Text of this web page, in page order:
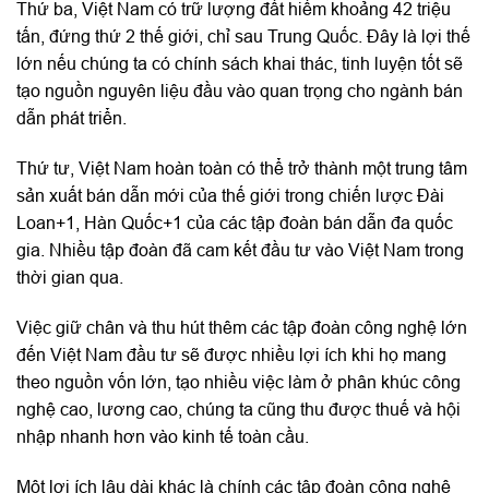
Thứ ba, Việt Nam có trữ lượng đất hiếm khoảng 42 triệu
tấn, đứng thứ 2 thế giới, chỉ sau Trung Quốc. Đây là lợi thế
lớn nếu chúng ta có chính sách khai thác, tinh luyện tốt sẽ
tạo nguồn nguyên liệu đầu vào quan trọng cho ngành bán
dẫn phát triển.
Thứ tư, Việt Nam hoàn toàn có thể trở thành một trung tâm
sản xuất bán dẫn mới của thế giới trong chiến lược Đài
Loan+1, Hàn Quốc+1 của các tập đoàn bán dẫn đa quốc
gia. Nhiều tập đoàn đã cam kết đầu tư vào Việt Nam trong
thời gian qua.
Việc giữ chân và thu hút thêm các tập đoàn công nghệ lớn
đến Việt Nam đầu tư sẽ được nhiều lợi ích khi họ mang
theo nguồn vốn lớn, tạo nhiều việc làm ở phân khúc công
nghệ cao, lương cao, chúng ta cũng thu được thuế và hội
nhập nhanh hơn vào kinh tế toàn cầu.
Một lợi ích lâu dài khác là chính các tập đoàn công nghệ